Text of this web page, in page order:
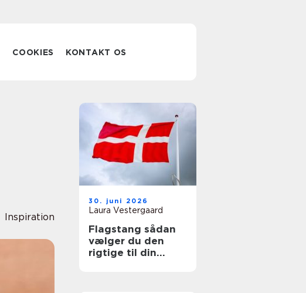
COOKIES KONTAKT OS
Inspiration
30. juni 2026
Laura Vestergaard
Flagstang sådan
vælger du den
rigtige til din